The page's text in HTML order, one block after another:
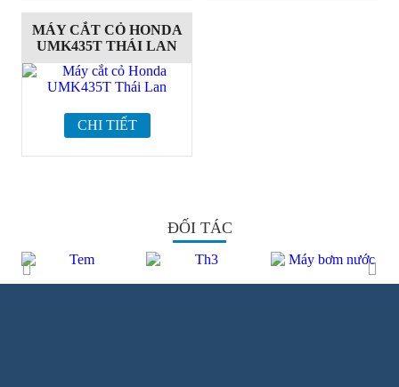
MÁY CẮT CỎ HONDA
UMK435T THÁI LAN
CHI TIẾT
ĐỐI TÁC